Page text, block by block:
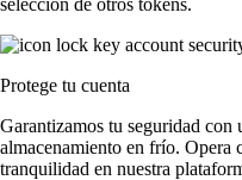
Protege tu cuenta
Garantizamos tu seguridad
almacenamiento en frío. Opera
tranquilidad en nuestra